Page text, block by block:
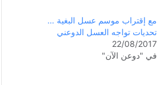
مع إقتراب موسم عسل البغية …
تحديات تواجه العسل الدوعني
22/08/2017
في "دوعن الآن"